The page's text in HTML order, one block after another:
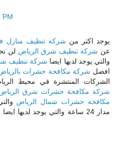
PM
يوجد اكثر من شركة تنظيف منازل
عن شركة تنظيف شرق الرياض لن
والتي يوجد لديها ايضا شركة تنظيف
افضل شركة مكافحة حشرات
الشركات المنتشرة في محيط
شركة مكافحة حشرات شرق
مكافحة حشرات شمال الرياض
مدار 24 ساعة والتي يوجد لديها ايضا